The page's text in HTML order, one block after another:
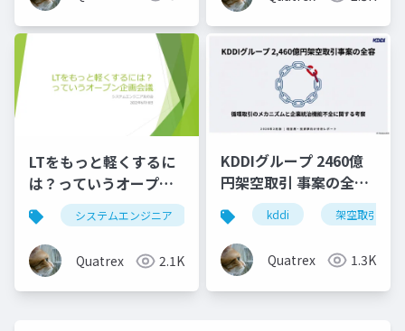
LTをもっと軽くするに
は？っていうオープン
企画会議システムエンジニア lt
Quatrex 2.1K
KDDIグループ 2460億
円架空取引 事案の全容
分析
kddi 架空取引
Quatrex 1.3K